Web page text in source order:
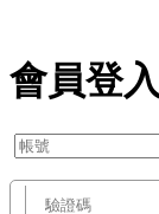
會員登入